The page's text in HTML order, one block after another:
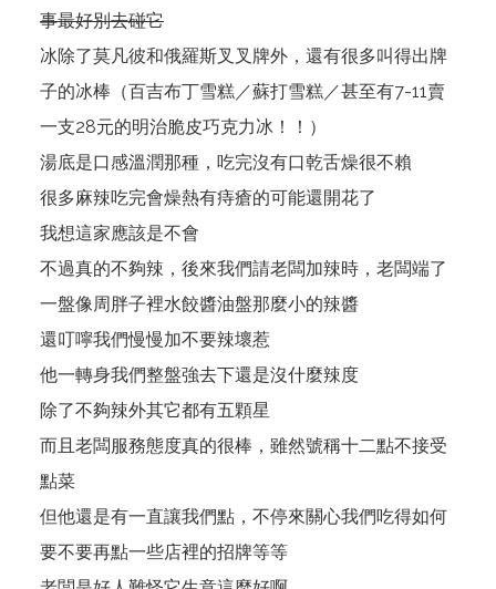
事最好別去碰它
冰除了莫凡彼和俄羅斯叉叉牌外，還有很多叫得出牌
子的冰棒（百吉布丁雪糕／蘇打雪糕／甚至有7-11賣
一支28元的明治脆皮巧克力冰！！）
湯底是口感溫潤那種，吃完沒有口乾舌燥很不賴
很多麻辣吃完會燥熱有痔瘡的可能還開花了
我想這家應該是不會
不過真的不夠辣，後來我們請老闆加辣時，老闆端了
一盤像周胖子裡水餃醬油盤那麼小的辣醬
還叮嚀我們慢慢加不要辣壞惹
他一轉身我們整盤強去下還是沒什麼辣度
除了不夠辣外其它都有五顆星
而且老闆服務態度真的很棒，雖然號稱十二點不接受
點菜
但他還是有一直讓我們點，不停來關心我們吃得如何
要不要再點一些店裡的招牌等等